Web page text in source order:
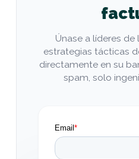
Únase a líderes
estrategias tácticas
directamente en su
spam, solo